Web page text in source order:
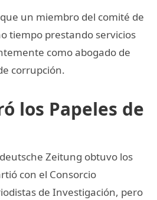
un miembro del comité de
tiempo prestando servicios
como abogado de
corrupción.
los Papeles de
Zeitung obtuvo los
con el Consorcio
de Investigación, pero